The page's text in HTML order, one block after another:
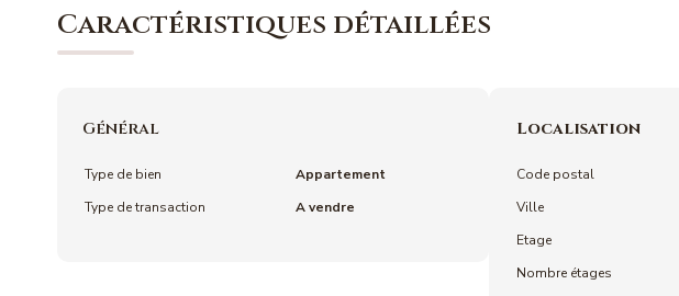
Caractéristiques détaillées
Général
Type de bien
Appartement
Type de transaction
A vendre
Localisation
Code postal
Ville
Etage
Nombre étages